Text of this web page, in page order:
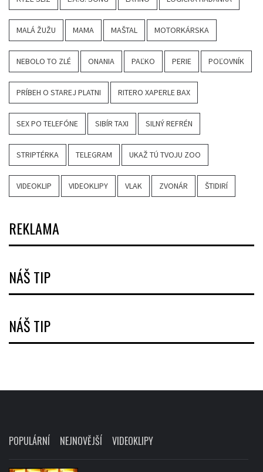
MALÁ ŽUŽU MAMA MAŠTAL MOTORKÁRSKA
NEBOLO TO ZLÉ ONANIA PAĽKO PERIE POĽOVNÍK
PRÍBEH O STAREJ PLATNI RITERO XAPERLE BAX
SEX PO TELEFÓNE SIBÍR TAXI SILNÝ REFRÉN
STRIPTÉRKA TELEGRAM UKAŽ TÚ TVOJU ZOO
VIDEOKLIP VIDEOKLIPY VLAK ZVONÁR ŠTIDIRÍ
REKLAMA
NÁŠ TIP
NÁŠ TIP
POPULÁRNÍ NEJNOVĚJŠÍ VIDEOKLIPY